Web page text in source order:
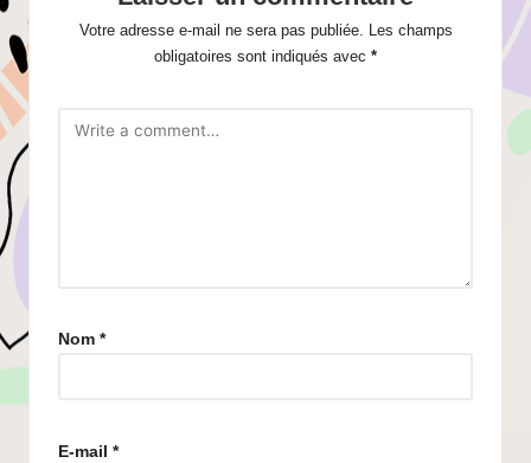
Votre adresse e-mail ne sera pas publiée.
Les champs
obligatoires sont indiqués avec *
Nom *
E-mail *